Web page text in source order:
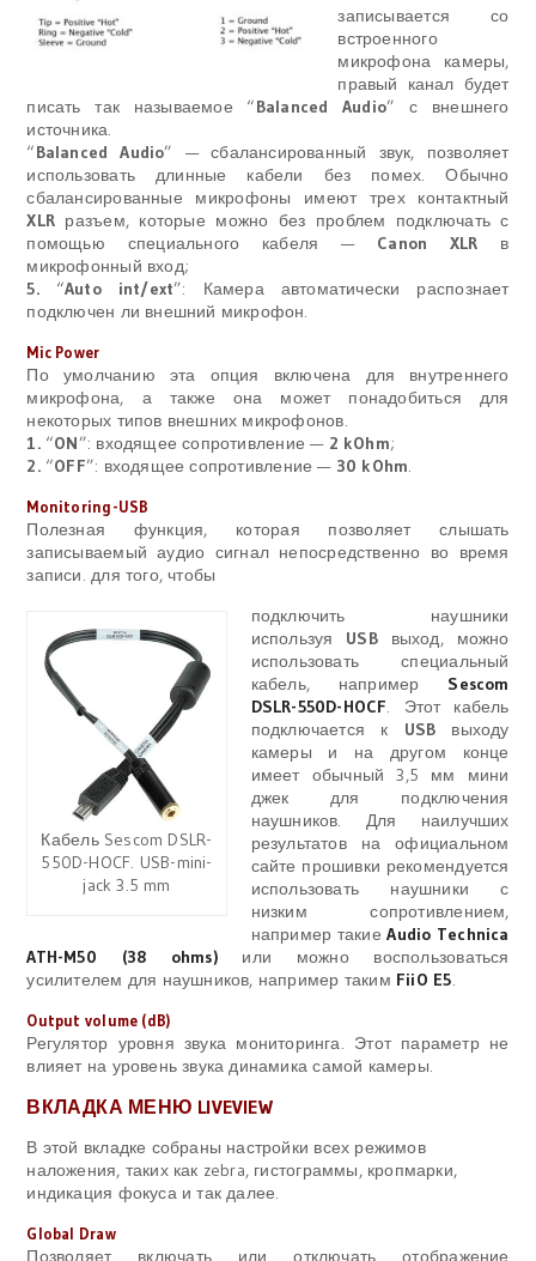
записывается со
встроенного
микрофона камеры,
правый канал будет
писать так называемое “Balanced Audio” с внешнего
источника.
“Balanced Audio” — сбалансированный звук, позволяет
использовать длинные кабели без помех. Обычно
сбалансированные микрофоны имеют трех контактный
XLR разъем, которые можно без проблем подключать с
помощью специального кабеля — Canon XLR в
микрофонный вход;
5.“Auto int/ext”: Камера автоматически распознает
подключен ли внешний микрофон.
Mic Power
По умолчанию эта опция включена для внутреннего
микрофона, а также она может понадобиться для
некоторых типов внешних микрофонов.
1.“ON”: входящее сопротивление — 2 kOhm;
2.“OFF”: входящее сопротивление — 30 kOhm.
Monitoring-USB
Полезная функция, которая позволяет слышать
записываемый аудио сигнал непосредственно во время
записи. для того, чтобы
Кабель Sescom DSLR-
550D-HOCF. USB-mini-
jack 3.5 mm
подключить наушники
используя USBвыход, можно
использовать специальный
кабель, например Sescom
DSLR-550D-HOCF. Этот кабель
подключается к USB выходу
камеры и на другом конце
имеет обычный3,5 мм мини
джек для подключения
наушников. Для наилучших
результатов на официальном
сайте прошивки рекомендуется
использовать наушники с
низким сопротивлением,
например такиеAudio Technica
ATH-M50 (38 ohms)или можно воспользоваться
усилителем для наушников, например таким FiiO E5.
Output volume (dB)
Регулятор уровня звука мониторинга. Этот параметр не
влияет на уровень звука динамика самой камеры.
ВКЛАДКА МЕНЮ LIVEVIEW
В этой вкладке собраны настройки всех режимов
наложения, таких как zebra, гистограммы, кропмарки,
индикация фокуса и так далее.
Global Draw